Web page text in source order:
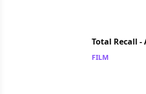
Total Recall
FILM